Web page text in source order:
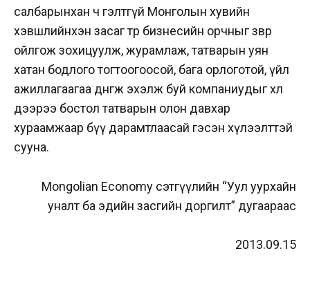
салбарынхан ч гэлтгүй Монголын хувийн
хэвшлийнхэн засаг төр бизнесийн орчныг зөвөөр
ойлгож зохицуулж, журамлаж, татварын уян
хатан бодлого тогтоогоосой, бага орлоготой, үйл
ажиллагаагаа дөнгөж эхэлж буй компаниудыг хөл
дээрээ бостол татварын олон давхар
хураамжаар бүү дарамтлаасай гэсэн хүлээлттэй
сууна.
Mongolian Economy сэтгүүлийн “Уул уурхайн
уналт ба эдийн засгийн доргилт” дугаараас
2013.09.15